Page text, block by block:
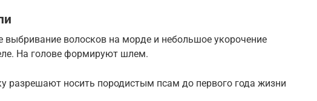
выбривание волосков на морде и небольшое укорочение
На голове формируют шлем.
разрешают носить породистым псам до первого года жизни